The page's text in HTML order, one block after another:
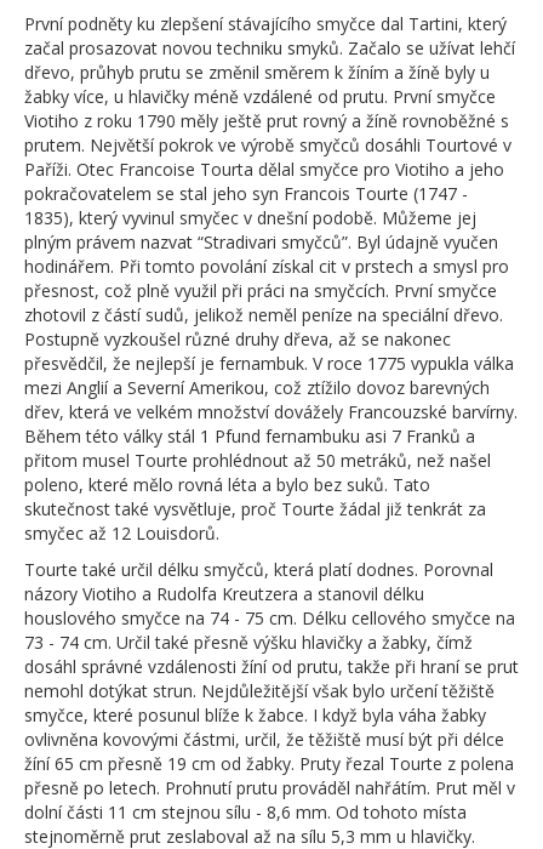
První podněty ku zlepšení stávajícího smyčce dal Tartini, který
začal prosazovat novou techniku smyků. Začalo se užívat lehčí
dřevo, průhyb prutu se změnil směrem k žíním a žíně byly u
žabky více, u hlavičky méně vzdálené od prutu. První smyčce
Viotiho z roku 1790 měly ještě prut rovný a žíně rovnoběžné s
prutem. Největší pokrok ve výrobě smyčců dosáhli Tourtové v
Paříži. Otec Francoise Tourta dělal smyčce pro Viotiho a jeho
pokračovatelem se stal jeho syn Francois Tourte (1747 -
1835), který vyvinul smyčec v dnešní podobě. Můžeme jej
plným právem nazvat “Stradivari smyčců”. Byl údajně vyučen
hodinářem. Při tomto povolání získal cit v prstech a smysl pro
přesnost, což plně využil při práci na smyčcích. První smyčce
zhotovil z částí sudů, jelikož neměl peníze na speciální dřevo.
Postupně vyzkoušel různé druhy dřeva, až se nakonec
přesvědčil, že nejlepší je fernambuk. V roce 1775 vypukla válka
mezi Anglií a Severní Amerikou, což ztížilo dovoz barevných
dřev, která ve velkém množství dovážely Francouzské barvírny.
Během této války stál 1 Pfund fernambuku asi 7 Franků a
přitom musel Tourte prohlédnout až 50 metráků, než našel
poleno, které mělo rovná léta a bylo bez suků. Tato
skutečnost také vysvětluje, proč Tourte žádal již tenkrát za
smyčec až 12 Louisdorů.
Tourte také určil délku smyčců, která platí dodnes. Porovnal
názory Viotiho a Rudolfa Kreutzera a stanovil délku
houslového smyčce na 74 - 75 cm. Délku cellového smyčce na
73 - 74 cm. Určil také přesně výšku hlavičky a žabky, čímž
dosáhl správné vzdálenosti žíní od prutu, takže při hraní se prut
nemohl dotýkat strun. Nejdůležitější však bylo určení těžiště
smyčce, které posunul blíže k žabce. I když byla váha žabky
ovlivněna kovovými částmi, určil, že těžiště musí být při délce
žíní 65 cm přesně 19 cm od žabky. Pruty řezal Tourte z polena
přesně po letech. Prohnutí prutu prováděl nahřátím. Prut měl v
dolní části 11 cm stejnou sílu - 8,6 mm. Od tohoto místa
stejnoměrně prut zeslaboval až na sílu 5,3 mm u hlavičky.